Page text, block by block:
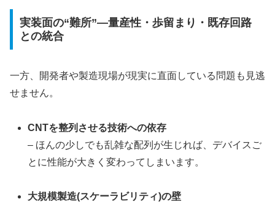
実装面の“難所”—量産性・歩留まり・既存回路
との統合
一方、開発者や製造現場が現実に直面している問題も見逃
せません。
CNTを整列させる技術への依存
– ほんの少しでも乱雑な配列が生じれば、デバイスご
とに性能が大きく変わってしまいます。
大規模製造(スケーラビリティ)の壁